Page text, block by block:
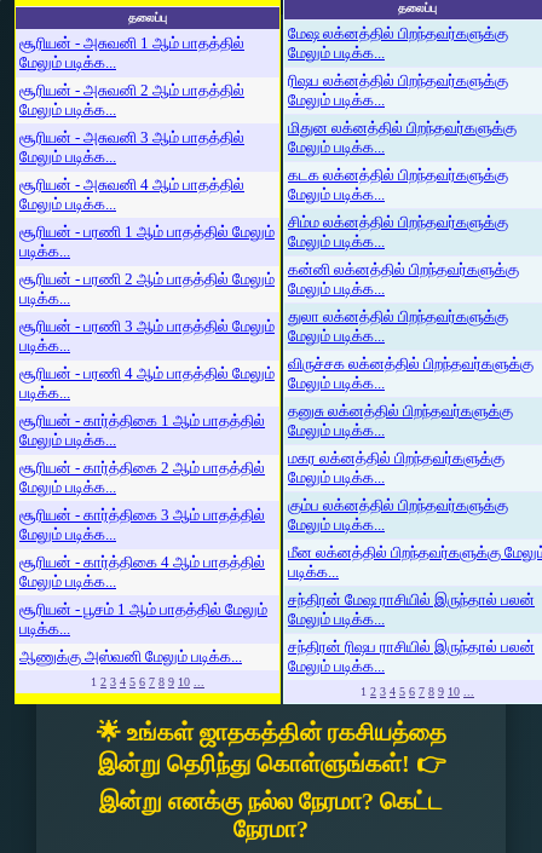
தலைப்பு
சூரியன் - அசுவனி 1 ஆம் பாதத்தில்
மேலும் படிக்க...
சூரியன் - அசுவனி 2 ஆம் பாதத்தில்
மேலும் படிக்க...
சூரியன் - அசுவனி 3 ஆம் பாதத்தில்
மேலும் படிக்க...
சூரியன் - அசுவனி 4 ஆம் பாதத்தில்
மேலும் படிக்க...
சூரியன் - பரணி 1 ஆம் பாதத்தில் மேலும்
படிக்க...
சூரியன் - பரணி 2 ஆம் பாதத்தில் மேலும்
படிக்க...
சூரியன் - பரணி 3 ஆம் பாதத்தில் மேலும்
படிக்க...
சூரியன் - பரணி 4 ஆம் பாதத்தில் மேலும்
படிக்க...
சூரியன் - கார்த்திகை 1 ஆம் பாதத்தில்
மேலும் படிக்க...
சூரியன் - கார்த்திகை 2 ஆம் பாதத்தில்
மேலும் படிக்க...
சூரியன் - கார்த்திகை 3 ஆம் பாதத்தில்
மேலும் படிக்க...
சூரியன் - கார்த்திகை 4 ஆம் பாதத்தில்
மேலும் படிக்க...
சூரியன் - பூசம் 1 ஆம் பாதத்தில் மேலும்
படிக்க...
ஆணுக்கு அஸ்வனி மேலும் படிக்க...
1 2 3 4 5 6 7 8 9 10 ...
தலைப்பு
மேஷ லக்னத்தில் பிறந்தவர்களுக்கு
மேலும் படிக்க...
ரிஷப லக்னத்தில் பிறந்தவர்களுக்கு
மேலும் படிக்க...
மிதுன லக்னத்தில் பிறந்தவர்களுக்கு
மேலும் படிக்க...
கடக லக்னத்தில் பிறந்தவர்களுக்கு
மேலும் படிக்க...
சிம்ம லக்னத்தில் பிறந்தவர்களுக்கு
மேலும் படிக்க...
கன்னி லக்னத்தில் பிறந்தவர்களுக்கு
மேலும் படிக்க...
துலா லக்னத்தில் பிறந்தவர்களுக்கு
மேலும் படிக்க...
விருச்சக லக்னத்தில் பிறந்தவர்களுக்கு
மேலும் படிக்க...
தனுசு லக்னத்தில் பிறந்தவர்களுக்கு
மேலும் படிக்க...
மகர லக்னத்தில் பிறந்தவர்களுக்கு
மேலும் படிக்க...
கும்ப லக்னத்தில் பிறந்தவர்களுக்கு
மேலும் படிக்க...
மீன லக்னத்தில் பிறந்தவர்களுக்கு
படிக்க...
சந்திரன் மேஷ ராசியில் இருந்தால் பலன்
மேலும் படிக்க...
சந்திரன் ரிஷப ராசியில் இருந்தால் பலன்
மேலும் படிக்க...
1 2 3 4 5 6 7 8 9 10 ...
🌟 உங்கள் ஜாதகத்தின் ரகசியத்தை
இன்று தெரிந்து கொள்ளுங்கள்! 👉
இன்று எனக்கு நல்ல நேரமா? கெட்ட
நேரமா?